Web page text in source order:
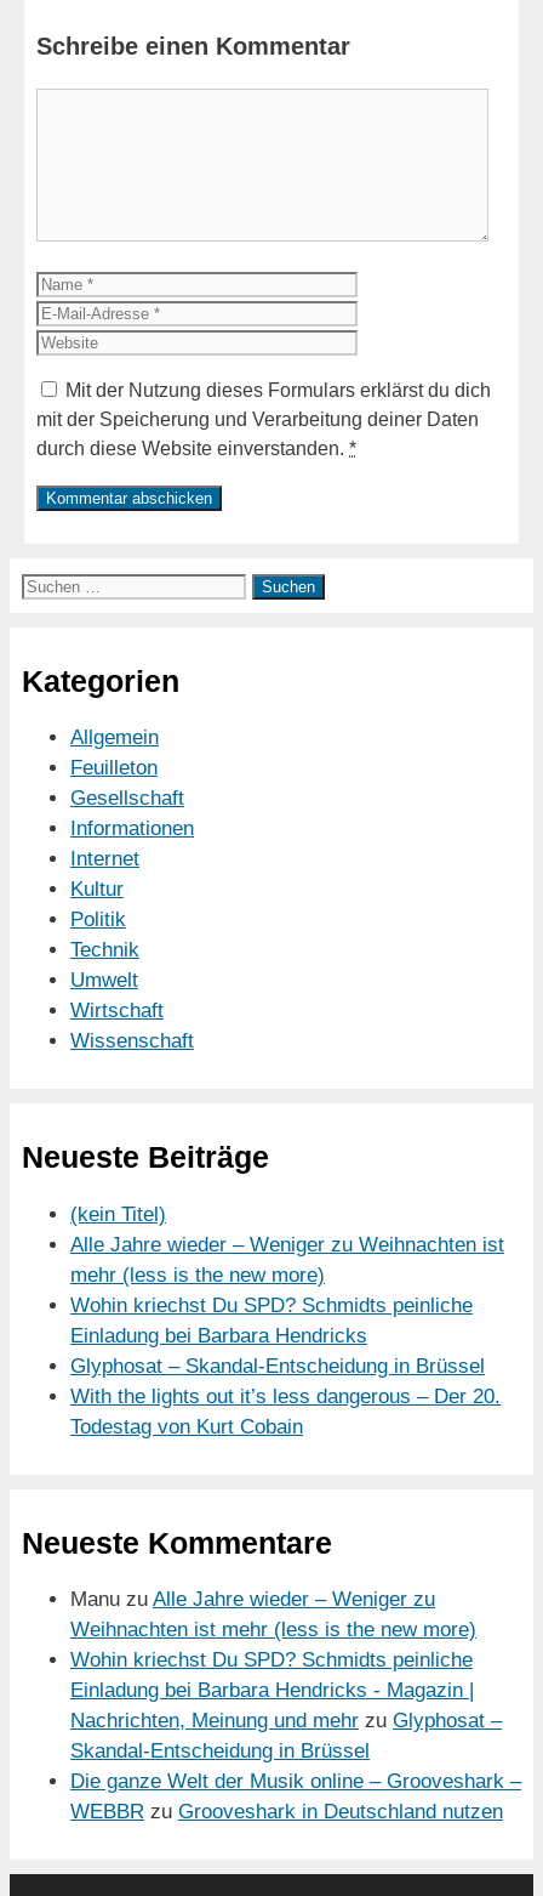
Schreibe einen Kommentar
Name
Mit der Nutzung dieses Formulars erklärst du dich
mit der Speicherung und Verarbeitung deiner Daten
durch diese Website einverstanden. *
Suchen
Kategorien
Allgemein
Feuilleton
Gesellschaft
Informationen
Internet
Kultur
Politik
Technik
Umwelt
Wirtschaft
Wissenschaft
Neueste Beiträge
(kein Titel)
Alle Jahre wieder – Weniger zu Weihnachten ist
mehr (less is the new more)
Wohin kriechst Du SPD? Schmidts peinliche
Einladung bei Barbara Hendricks
Glyphosat – Skandal-Entscheidung in Brüssel
With the lights out it’s less dangerous – Der 20.
Todestag von Kurt Cobain
Neueste Kommentare
Manu zu Alle Jahre wieder – Weniger zu
Weihnachten ist mehr (less is the new more)
Wohin kriechst Du SPD? Schmidts peinliche
Einladung bei Barbara Hendricks - Magazin |
Nachrichten, Meinung und mehr zu Glyphosat –
Skandal-Entscheidung in Brüssel
Die ganze Welt der Musik online – Grooveshark –
WEBBR zu Grooveshark in Deutschland nutzen